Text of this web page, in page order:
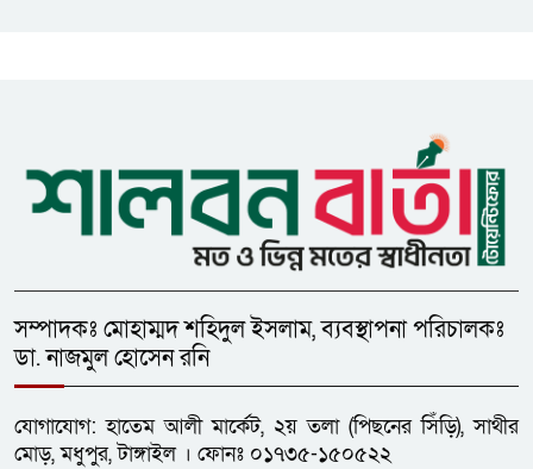
সহযোগিতা চাইলেন সাইফুল ইসলাম
সম্পাদকঃ মোহাম্মদ শহিদুল ইসলাম, ব্যবস্থাপনা পরিচালকঃ
ডা. নাজমুল হোসেন রনি
যোগাযোগ: হাতেম আলী মার্কেট, ২য় তলা (পিছনের সিঁড়ি), সাথীর
মোড়, মধুপুর, টাঙ্গাইল । ফোনঃ ০১৭৩৫-১৫০৫২২